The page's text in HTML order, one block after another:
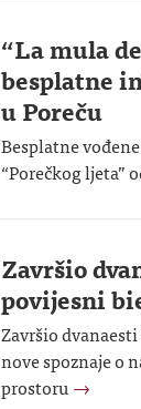
“La mula
besplatne
u Poreču
Besplatne
“Porečkog ljeta”
Završio
povijesni
Završio
nove spoznaje o
prostoru→